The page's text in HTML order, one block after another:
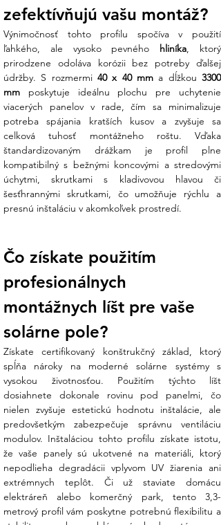
Robustný prierez 40x40 mm:
Klasický
priemyselný rozmer s optimalizovanou
hrúbkou steny zaručuje, že sa profil
neprehýba ani pri maximálnom zaťažení
snehom či vetrom. Získate tak stabilitu,
ktorá chráni sklo vašich panelov pred
mikrotruhlinami.
Koniec technickej neistote:
Hneváte
sa na komplikované návody a
nepasujúce súčiastky? Náš tím v Ensun
vám k tomuto profilu odporučí presne
kompatibilné svorky a príslušenstvo, aby
každá skrutka zapadla na svoje miesto
hneď na prvýkrát.
V Ensun dbáme na to, aby vaše
konštrukcie spĺňali najvyššie technické
Parameter
Hodnota
profil)
Rozmery
40 mm x 40 mm
Dĺžka
3300 mm
Materiál
Vysokopevnostný hliník
Upevňovací
systém
T-drážka (horná a spodná)
Kompatibilita Kladivové skrutky M8, T-
matice s guľou
Hmotnosť
Optimalizovaná pre nízke
zaťaženie strechy
Čo získate nákupom v Ensun?
zefektívňujú vašu montáž?
Výnimočnosť tohto profilu spočíva v použití
ľahkého, ale vysoko pevného hliníka, ktorý
prirodzene odoláva korózii bez potreby ďalšej
údržby. S rozmermi 40 x 40 mm a dĺžkou 3300
mm poskytuje ideálnu plochu pre uchytenie
viacerých panelov v rade, čím sa minimalizuje
potreba spájania kratších kusov a zvyšuje sa
celková tuhosť montážneho roštu. Vďaka
štandardizovaným drážkam je profil plne
kompatibilný s bežnými koncovými a stredovými
úchytmi, skrutkami s kladivovou hlavou či
šesťhrannými skrutkami, čo umožňuje rýchlu a
presnú inštaláciu v akomkoľvek prostredí.
Čo získate použitím
profesionálnych
montážnych líšt pre vaše
solárne pole?
Získate certifikovaný konštrukčný základ, ktorý
spĺňa nároky na moderné solárne systémy s
vysokou životnosťou. Použitím týchto líšt
dosiahnete dokonale rovinu pod panelmi, čo
nielen zvyšuje estetickú hodnotu inštalácie, ale
predovšetkým zabezpečuje správnu ventiláciu
modulov. Inštaláciou tohto profilu získate istotu,
že vaše panely sú ukotvené na materiáli, ktorý
nepodlieha degradácii vplyvom UV žiarenia ani
extrémnych teplôt. Či už staviate domácu
elektráreň alebo komerčný park, tento 3,3-
metrový profil vám poskytne potrebnú flexibilitu a